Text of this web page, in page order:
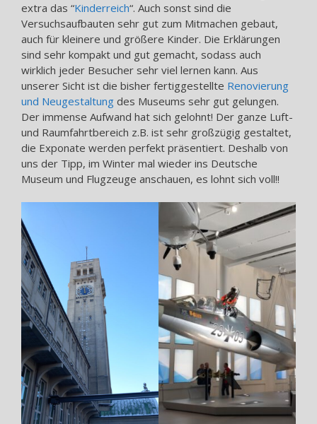
extra das “Kinderreich“. Auch sonst sind die
Versuchsaufbauten sehr gut zum Mitmachen gebaut,
auch für kleinere und größere Kinder. Die Erklärungen
sind sehr kompakt und gut gemacht, sodass auch
wirklich jeder Besucher sehr viel lernen kann. Aus
unserer Sicht ist die bisher fertiggestellte Renovierung
und Neugestaltung des Museums sehr gut gelungen.
Der immense Aufwand hat sich gelohnt! Der ganze Luft-
und Raumfahrtbereich z.B. ist sehr großzügig gestaltet,
die Exponate werden perfekt präsentiert. Deshalb von
uns der Tipp, im Winter mal wieder ins Deutsche
Museum und Flugzeuge anschauen, es lohnt sich voll!!